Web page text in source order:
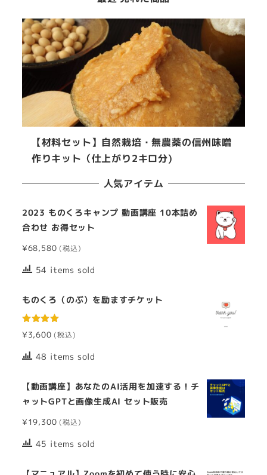
【材料セット】自然栽培・無農薬の信州味噌
作りキット（仕上がり2キロ分)
人気アイテム
2023 ものくろキャンプ 動画講座 10本詰め
合わせ お得セット
¥68,580
54 items sold
ものくろ（のぶ）を励ますチケット
5段階中
5.00の評価
¥3,600
48 items sold
【動画講座】あなたのAI活用を加速する！チ
ャットGPTと画像生成AI セット販売
¥19,300
45 items sold